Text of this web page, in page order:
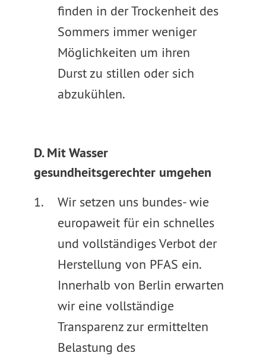
finden in der Trockenheit des
Sommers immer weniger
Möglichkeiten um ihren
Durst zu stillen oder sich
abzukühlen.
D. Mit Wasser
gesundheitsgerechter umgehen
Wir setzen uns bundes- wie
europaweit für ein schnelles
und vollständiges Verbot der
Herstellung von PFAS ein.
Innerhalb von Berlin erwarten
wir eine vollständige
Transparenz zur ermittelten
Belastung des